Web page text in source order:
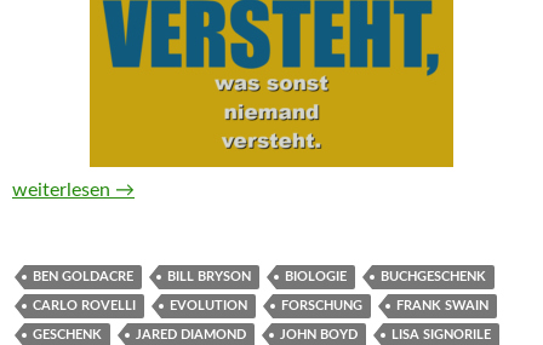
Geschenkideen für die Babysitterin, die gerne versteht, was
weiterlesen →
BEN GOLDACRE BILL BRYSON BIOLOGIE BUCHGESCHENK
CARLO ROVELLI EVOLUTION FORSCHUNG FRANK SWAIN
GESCHENK JARED DIAMOND JOHN BOYD LISA SIGNORILE